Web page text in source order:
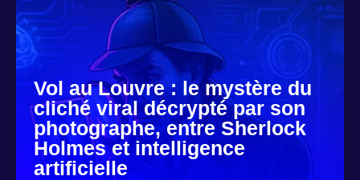
Vol au Louvre : le mystère du
cliché viral décrypté par son
photographe, entre Sherlock
Holmes et intelligence
artificielle